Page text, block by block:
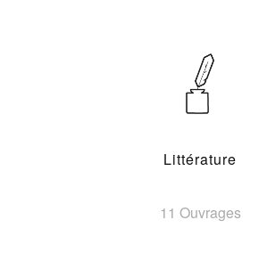
Littérature
11 Ouvrages